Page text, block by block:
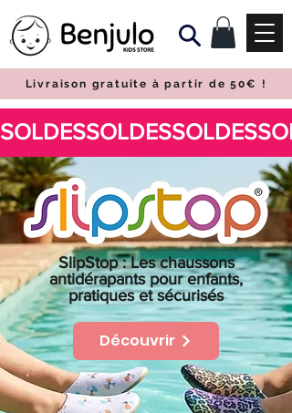
Livraison gratuite à partir de 50€ !
SlipStop : Les chaussons
antidérapants pour enfants,
pratiques et sécurisés
Découvrir